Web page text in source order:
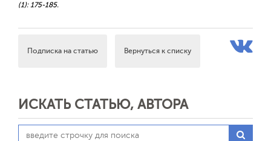
(1): 175-185.
Подписка на статью Вернуться к списку
ИСКАТЬ СТАТЬЮ, АВТОРА